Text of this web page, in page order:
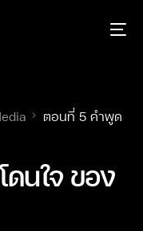
ตอนที่ 5 คำพูด
นใจ ของ